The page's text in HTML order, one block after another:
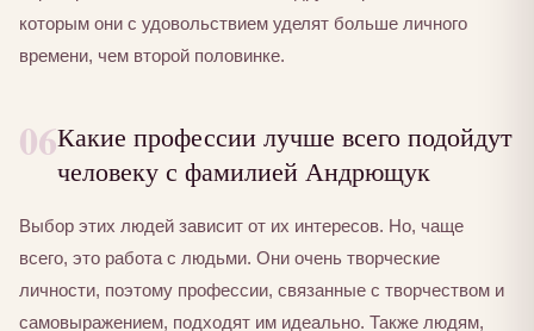
которым они с удовольствием уделят больше личного
времени, чем второй половинке.
06Какие профессии лучше всего подойдут
человеку с фамилией Андрющук
Выбор этих людей зависит от их интересов. Но, чаще
всего, это работа с людьми. Они очень творческие
личности, поэтому профессии, связанные с творчеством и
самовыражением, подходят им идеально. Также людям,